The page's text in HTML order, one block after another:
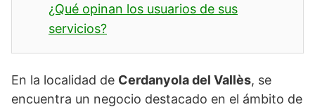
¿Qué opinan los usuarios de sus
servicios?
En la localidad de Cerdanyola del Vallès, se
encuentra un negocio destacado en el ámbito de